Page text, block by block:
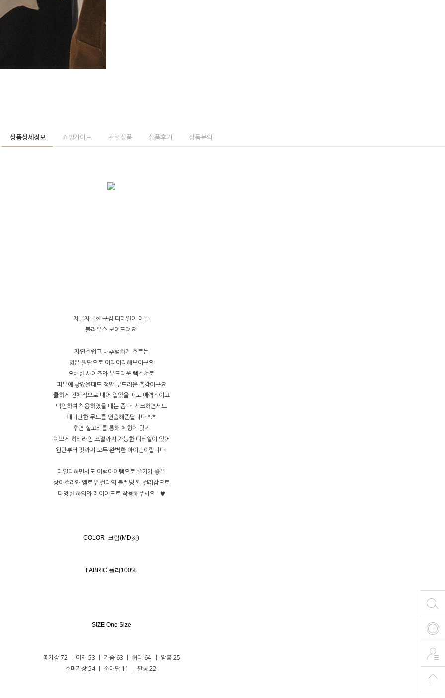
상품상세정보 쇼핑가이드 관련상품 상품후기 상품문의
자글자글한 구김 디테일이 예쁜
블라우스 보여드려요!
자연스럽고 내추럴하게 흐르는
얇은 원단으로 여리여리해보이구요
오버한 사이즈와 부드러운 텍스쳐로
피부에 닿았을때도 정말 부드러운 촉감이구요
쿨하게 전체적으로 내어 입었을 때도 매력적이고
턱인하여 착용하였을 때는 좀 더 시크하면서도
페미닌한 무드를 연출해준답니다 *.*
후면 실고리를 통해 체형에 맞게
예쁘게 허리라인 조절까지 가능한 디테일이 있어
원단부터 핏까지 모두 완벽한 아이템이랍니다!
데일리하면서도 어텀아이템으로 즐기기 좋은
상아컬러와 옐로우 컬러의 블렌딩 된 컬러감으로
다양한 하의와 레이어드로 착용해주세요 - ♥
COLOR 크림(MD컷)
FABRIC 폴리100%
SIZE One Size
총기장 72 ㅣ 어깨 53 ㅣ 가슴 63 ㅣ 허리 64 ㅣ 암홀 25
소매기장 54 ㅣ 소매단 11 ㅣ 팔통 22